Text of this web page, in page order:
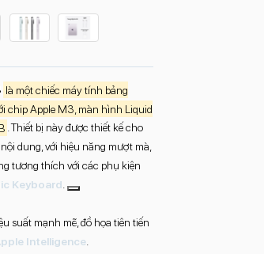
là một chiếc máy tính bảng
chip Apple M3, màn hình Liquid
. Thiết bị này được thiết kế cho
dung, với hiệu năng mượt mà,
tương thích với các phụ kiện
Keyboard.
suất mạnh mẽ, đồ họa tiên tiến
Intelligence.